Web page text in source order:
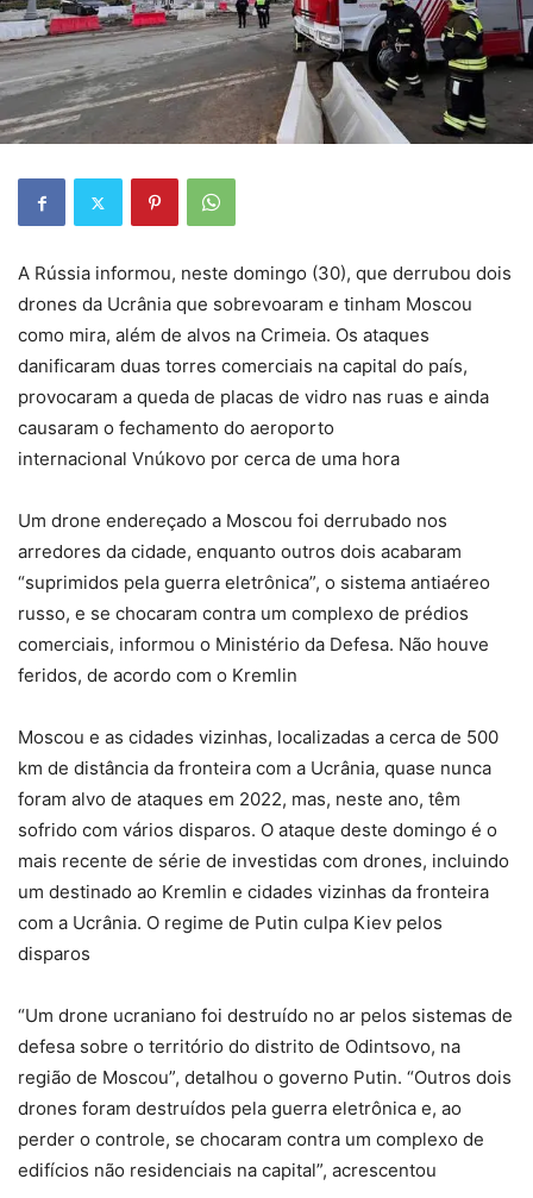
A Rússia informou, neste domingo (30), que derrubou dois
drones da Ucrânia que sobrevoaram e tinham Moscou
como mira, além de alvos na Crimeia. Os ataques
danificaram duas torres comerciais na capital do país,
provocaram a queda de placas de vidro nas ruas e ainda
causaram o fechamento do aeroporto
internacional Vnúkovo por cerca de uma hora
Um drone endereçado a Moscou foi derrubado nos
arredores da cidade, enquanto outros dois acabaram
“suprimidos pela guerra eletrônica”, o sistema antiaéreo
russo, e se chocaram contra um complexo de prédios
comerciais, informou o Ministério da Defesa. Não houve
feridos, de acordo com o Kremlin
Moscou e as cidades vizinhas, localizadas a cerca de 500
km de distância da fronteira com a Ucrânia, quase nunca
foram alvo de ataques em 2022, mas, neste ano, têm
sofrido com vários disparos. O ataque deste domingo é o
mais recente de série de investidas com drones, incluindo
um destinado ao Kremlin e cidades vizinhas da fronteira
com a Ucrânia. O regime de Putin culpa Kiev pelos
disparos
“Um drone ucraniano foi destruído no ar pelos sistemas de
defesa sobre o território do distrito de Odintsovo, na
região de Moscou”, detalhou o governo Putin. “Outros dois
drones foram destruídos pela guerra eletrônica e, ao
perder o controle, se chocaram contra um complexo de
edifícios não residenciais na capital”, acrescentou